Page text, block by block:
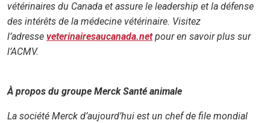
vétérinaires du Canada et assure le leadership et la défense
des intérêts de la médecine vétérinaire. Visitez
l’adresse veterinairesaucanada.netpour en savoir plus sur
l’ACMV.
À propos du groupe Merck Santé animale
La société Merck d’aujourd’hui est un chef de file mondial